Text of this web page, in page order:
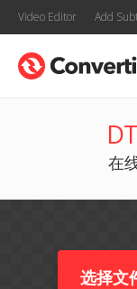
Video Editor Add
在
选择文